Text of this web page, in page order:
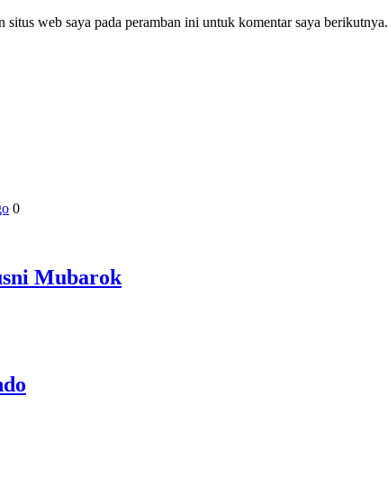
situs web saya pada peramban ini untuk komentar saya berikutnya.
0
Mubarok